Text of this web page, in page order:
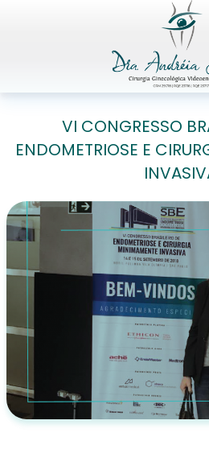
HOME
DRA. ANDRÉIA
BLOG
CONTATO
VI CONGRESSO
ENDOMETRIOSE E